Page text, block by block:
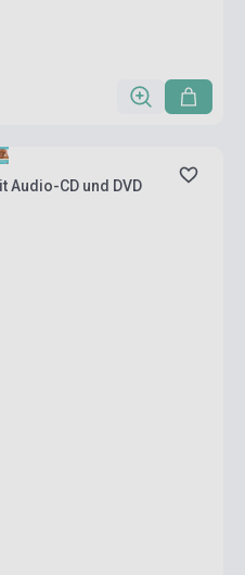
Audio-CD und DVD